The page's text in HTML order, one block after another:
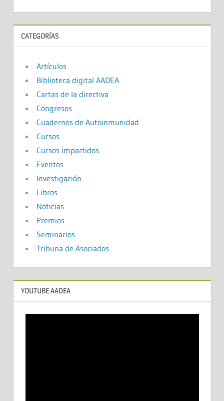
CATEGORÍAS
Artículos
Biblioteca digital AADEA
Cartas de la directiva
Congresos
Cuadernos de Autoinmunidad
Cursos
Cursos impartidos
Eventos
Investigación
Libros
Noticias
Premios
Seminarios
Tribuna de Asociados
YOUTUBE AADEA